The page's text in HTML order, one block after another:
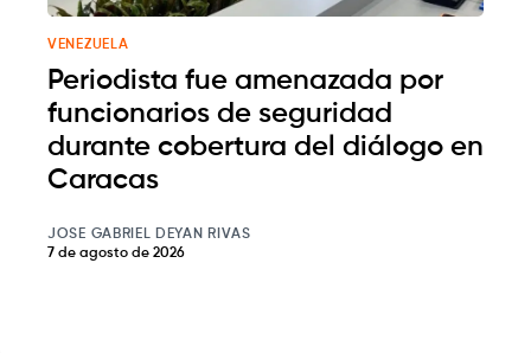
VENEZUELA
Periodista fue amenazada por
funcionarios de seguridad
durante cobertura del diálogo en
Caracas
JOSE GABRIEL DEYAN RIVAS
7 de agosto de 2026